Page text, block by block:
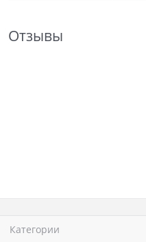
Отзывы
Категории